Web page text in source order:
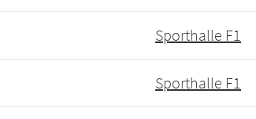
Sporthalle F1
Sporthalle F1